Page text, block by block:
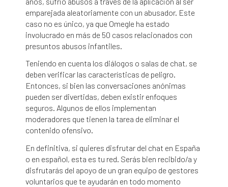
emparejada aleatoriamente con un abusador. Este
caso no es único, ya que Omegle ha estado
involucrado en más de 50 casos relacionados con
presuntos abusos infantiles.
Teniendo en cuenta los diálogos o salas de chat, se
deben verificar las características de peligro.
Entonces, si bien las conversaciones anónimas
pueden ser divertidas, deben existir enfoques
seguros. Algunos de ellos implementan
moderadores que tienen la tarea de eliminar el
contenido ofensivo.
En definitiva, si quieres disfrutar del chat en España
o en español, esta es tu red. Serás bien recibido/a y
disfrutarás del apoyo de un gran equipo de gestores
voluntarios que te ayudarán en todo momento